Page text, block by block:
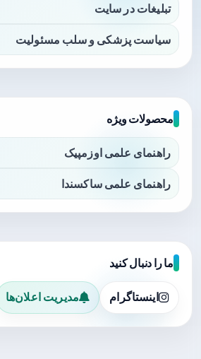
تبلیغات در سایت
سیاست پزشکی و سلب مسئولیت
محصولات ویژه
راهنمای علمی اوزمپیک
راهنمای علمی ساکسندا
ما را دنبال کنید
اینستاگرام مدیریت اعلان‌ها